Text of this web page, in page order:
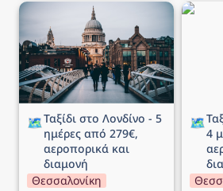
Ταξίδι στο Λονδίνο - 5
ημέρες από 279€,
αεροπορικά και διαμονή
🗺️Ταξίδι στο Λονδίνο - 5
ημέρες από 279€,
αεροπορικά και
διαμονή
Θεσσαλονίκη
🗺️
4